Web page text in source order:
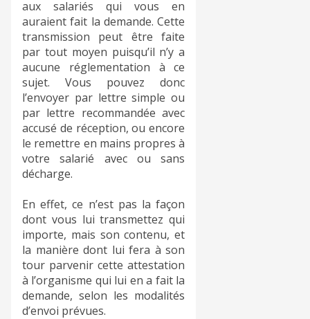
aux salariés qui vous en
auraient fait la demande. Cette
transmission peut être faite
par tout moyen puisqu’il n’y a
aucune réglementation à ce
sujet. Vous pouvez donc
l’envoyer par lettre simple ou
par lettre recommandée avec
accusé de réception, ou encore
le remettre en mains propres à
votre salarié avec ou sans
décharge.
En effet, ce n’est pas la façon
dont vous lui transmettez qui
importe, mais son contenu, et
la manière dont lui fera à son
tour parvenir cette attestation
à l’organisme qui lui en a fait la
demande, selon les modalités
d’envoi prévues.